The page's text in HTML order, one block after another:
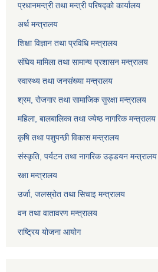
प्रधानमन्त्री तथा मन्त्री परिषद्को कार्यालय
अर्थ मन्त्रालय
शिक्षा विज्ञान तथा प्रविधि मन्त्रालय
संघिय मामिला तथा सामान्य प्रशासन मन्त्रालय
स्वास्थ्य तथा जनसंख्या मन्त्रालय
श्रम, रोजगार तथा सामाजिक सुरक्षा मन्त्रालय
महिला, बालबालिका तथा ज्येष्ठ नागरिक मन्त्रालय
कृषि तथा पशुपन्छी विकास मन्त्रालय
संस्कृति, पर्यटन तथा नागरिक उड्डयन मन्त्रालय
रक्षा मन्त्रालय
उर्जा, जलस्रोत तथा सिचाइ मन्त्रालय
वन तथा वातावरण मन्त्रालय
राष्ट्रिय योजना आयोग